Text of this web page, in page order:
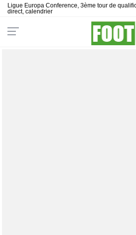
Ligue Europa Conference, 3ème tour de
direct, calendrier